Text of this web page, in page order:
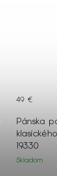
Pánska
rukávom
Skladom
49 €